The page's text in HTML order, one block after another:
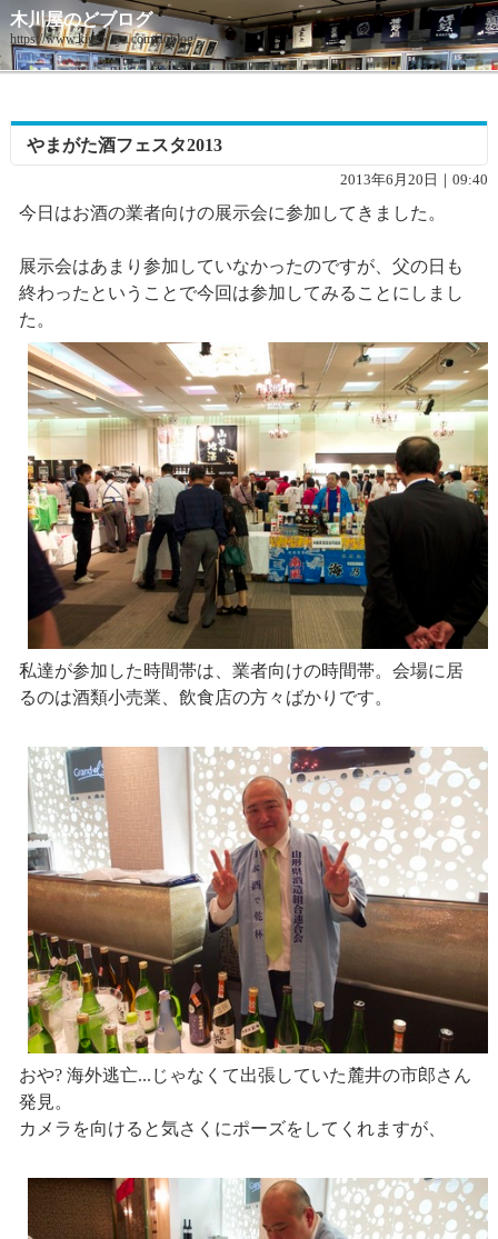
木川屋のどブログ
https://www.kigawaya.com/doblog/
やまがた酒フェスタ2013
2013年6月20日｜09:40
今日はお酒の業者向けの展示会に参加してきました。
展示会はあまり参加していなかったのですが、父の日も
終わったということで今回は参加してみることにしまし
た。
私達が参加した時間帯は、業者向けの時間帯。会場に居
るのは酒類小売業、飲食店の方々ばかりです。
おや? 海外逃亡...じゃなくて出張していた麓井の市郎さん
発見。
カメラを向けると気さくにポーズをしてくれますが、